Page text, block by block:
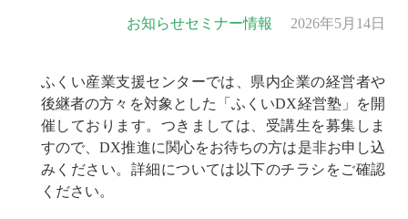
お知らせセミナー情報 2026年5月14日
ふくい産業支援センターでは、県内企業の経営者や
後継者の方々を対象とした「ふくいDX経営塾」を開
催しております。つきましては、受講生を募集しま
すので、DX推進に関心をお待ちの方は是非お申し込
みください。詳細については以下のチラシをご確認
ください。